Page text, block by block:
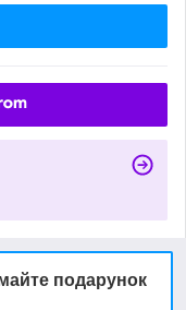
подарунок